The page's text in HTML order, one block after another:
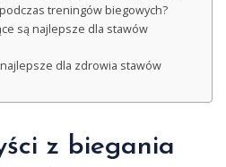
treningów biegowych?
są najlepsze dla stawów
dla zdrowia stawów
z biegania